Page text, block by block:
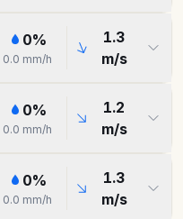
0%
0.0 mm/h
1.3
m/s
0%
0.0 mm/h
1.2
m/s
0%
0.0 mm/h
1.3
m/s